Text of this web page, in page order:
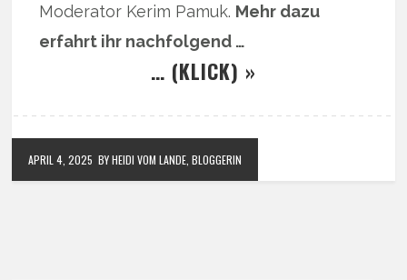
Moderator Kerim Pamuk. Mehr dazu
erfahrt ihr nachfolgend …
… (KLICK) »
APRIL 4, 2025 BY HEIDI VOM LANDE, BLOGGERIN